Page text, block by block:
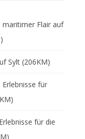
maritimer Flair auf
Sylt (206KM)
für
für die